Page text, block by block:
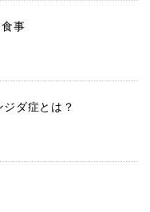
事
ダ症とは？